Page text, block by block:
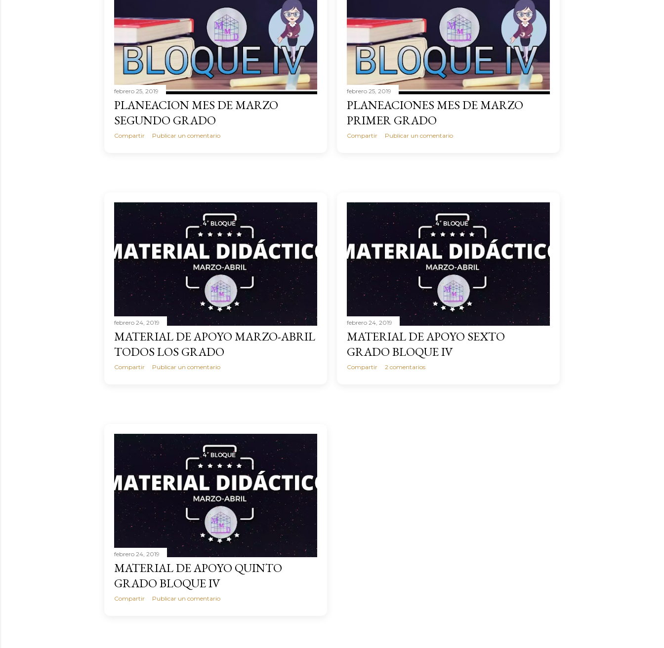
febrero 25, 2019
PLANEACION MES DE MARZO
SEGUNDO GRADO
Compartir Publicar un comentario
febrero 25, 2019
PLANEACIONES MES DE MARZO
PRIMER GRADO
Compartir Publicar un comentario
febrero 24, 2019
MATERIAL DE APOYO MARZO-ABRIL
TODOS LOS GRADO
Compartir Publicar un comentario
febrero 24, 2019
MATERIAL DE APOYO SEXTO
GRADO BLOQUE IV
Compartir 2 comentarios
febrero 24, 2019
MATERIAL DE APOYO QUINTO
GRADO BLOQUE IV
Compartir Publicar un comentario